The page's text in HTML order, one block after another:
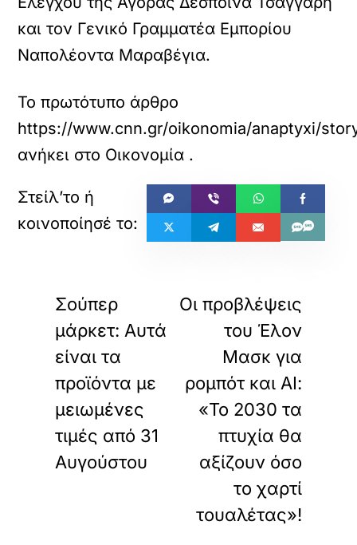
και τον Γενικό Γραμματέα Εμπορίου
Ναπολέοντα Μαραβέγια.
Το πρωτότυπο άρθρο
https://www.cnn.gr/oikonomia/anaptyxi/
ανήκει στο Οικονομία .
Σούπερ
μάρκετ: Αυτά
είναι τα
προϊόντα με
μειωμένες
τιμές από 31
Αυγούστου
Οι προβλέψεις
του Έλον
Μασκ για
ρομπότ και ΑΙ:
«Το 2030 τα
πτυχία θα
αξίζουν όσο
το χαρτί
τουαλέτας»!